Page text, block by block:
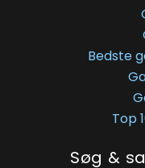
Bedste
Top
Søg &